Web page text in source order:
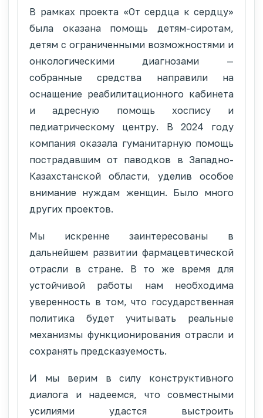
В рамках проекта «От сердца к сердцу»
была оказана помощь детям-сиротам,
детям с ограниченными возможностями и
онкологическими диагнозами —
собранные средства направили на
оснащение реабилитационного кабинета
и адресную помощь хоспису и
педиатрическому центру. В 2024 году
компания оказала гуманитарную помощь
пострадавшим от паводков в Западно-
Казахстанской области, уделив особое
внимание нуждам женщин. Было много
других проектов.
Мы искренне заинтересованы в
дальнейшем развитии фармацевтической
отрасли в стране. В то же время для
устойчивой работы нам необходима
уверенность в том, что государственная
политика будет учитывать реальные
механизмы функционирования отрасли и
сохранять предсказуемость.
И мы верим в силу конструктивного
диалога и надеемся, что совместными
усилиями удастся выстроить